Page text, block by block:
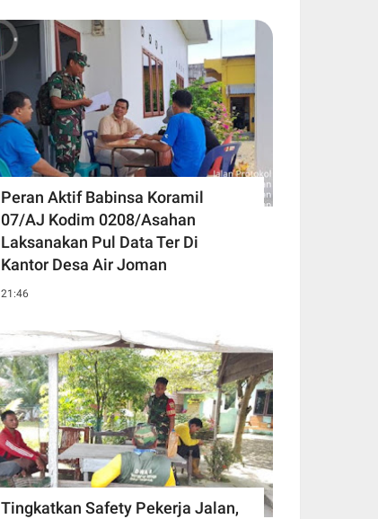
Peran Aktif Babinsa Koramil
07/AJ Kodim 0208/Asahan
Laksanakan Pul Data Ter Di
Kantor Desa Air Joman
21:46
Tingkatkan Safety Pekerja Jalan,